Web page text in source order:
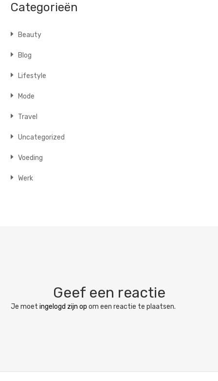
Categorieën
Beauty
Blog
Lifestyle
Mode
Travel
Uncategorized
Voeding
Werk
Geef een reactie
Je moetingelogd zijn op om een reactie te plaatsen.